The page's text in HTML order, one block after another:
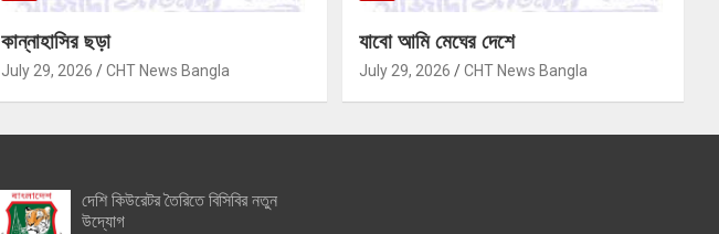
কান্নাহাসির ছড়া
July 29, 2026 CHT News Bangla
যাবো আমি মেঘের দেশে
July 29, 2026 CHT News Bangla
দেশি কিউরেটর তৈরিতে বিসিবির নতুন
উদ্যোগ